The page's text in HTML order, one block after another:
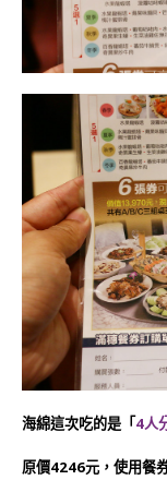
海綿這次吃的是「4人
原價4246元 ，使用餐